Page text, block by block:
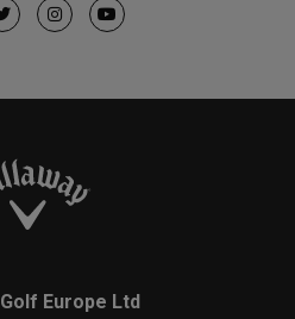
Europe Ltd